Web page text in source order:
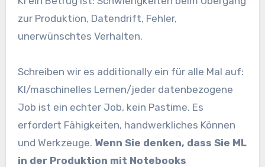
zur Produktion, Datendrift, Fehler,
unerwünschtes Verhalten.
Schreiben wir es additionally ein für alle Mal auf:
KI/maschinelles Lernen/jeder datenbezogene
Job ist ein echter Job, kein Pastime. Es
erfordert Fähigkeiten, handwerkliches Können
und Werkzeuge. Wenn Sie denken, dass Sie ML
in der Produktion mit Notebooks